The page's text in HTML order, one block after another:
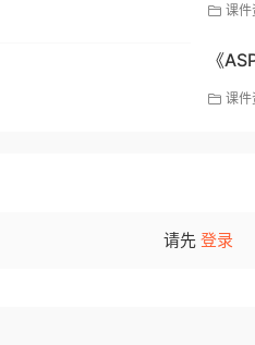
课件
《
学院
课件
请先 登录